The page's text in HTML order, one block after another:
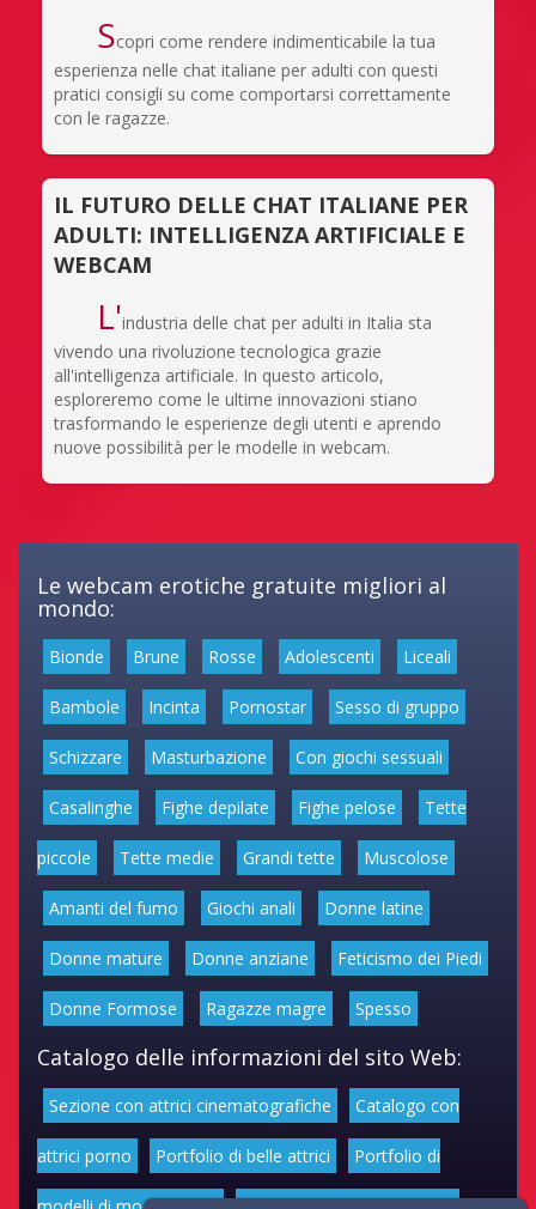
Scopri come rendere indimenticabile la tua
esperienza nelle chat italiane per adulti con questi
pratici consigli su come comportarsi correttamente
con le ragazze.
IL FUTURO DELLE CHAT ITALIANE PER
ADULTI: INTELLIGENZA ARTIFICIALE E
WEBCAM
L'industria delle chat per adulti in Italia sta
vivendo una rivoluzione tecnologica grazie
all'intelligenza artificiale. In questo articolo,
esploreremo come le ultime innovazioni stiano
trasformando le esperienze degli utenti e aprendo
nuove possibilità per le modelle in webcam.
Le webcam erotiche gratuite migliori al
mondo:
Bionde Brune Rosse Adolescenti Liceali
Bambole Incinta Pornostar Sesso di gruppo
Schizzare Masturbazione Con giochi sessuali
Casalinghe Fighe depilate Fighe pelose Tette
piccole Tette medie Grandi tette Muscolose
Amanti del fumo Giochi anali Donne latine
Donne mature Donne anziane Feticismo dei Piedi
Donne Formose Ragazze magre Spesso
Catalogo delle informazioni del sito Web:
Sezione con attrici cinematografiche Catalogo con
attrici porno Portfolio di belle attrici Portfolio di